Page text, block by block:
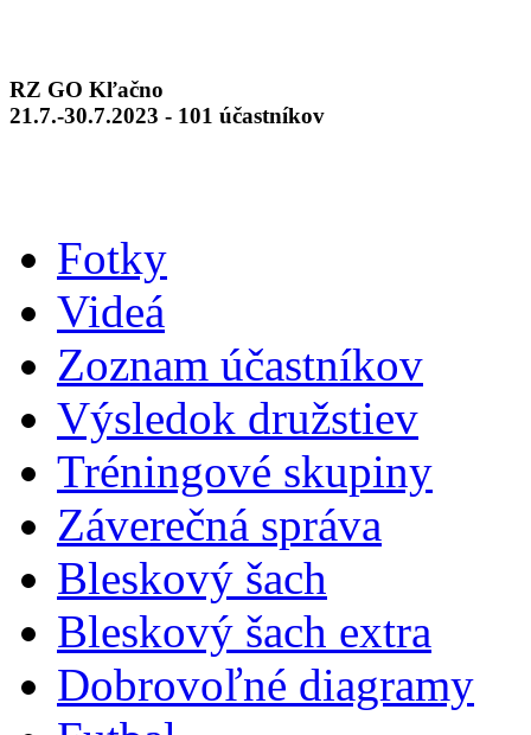
RZ GO Kľačno
21.7.-30.7.2023 - 101 účastníkov
Fotky
Videá
Zoznam účastníkov
Výsledok družstiev
Tréningové skupiny
Záverečná správa
Bleskový šach
Bleskový šach extra
Dobrovoľné diagramy